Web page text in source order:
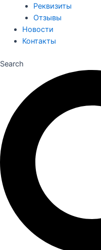
Реквизиты
Отзывы
Новости
Контакты
Search